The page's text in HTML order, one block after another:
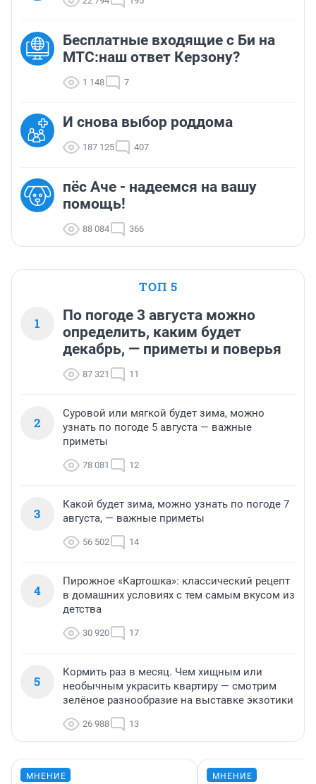
Бесплатные входящие с Би на
МТС:наш ответ Керзону?
1 148 7
И снова выбор роддома
187 125 407
пёс Аче - надеемся на вашу
помощь!
88 084 366
ТОП 5
1
По погоде 3 августа можно
определить, каким будет
декабрь, — приметы и поверья
87 321 11
2
Суровой или мягкой будет зима, можно
узнать по погоде 5 августа — важные
приметы
78 081 12
3
Какой будет зима, можно узнать по погоде 7
августа, — важные приметы
56 502 14
4
Пирожное «Картошка»: классический рецепт
в домашних условиях с тем самым вкусом из
детства
30 920 17
5
Кормить раз в месяц. Чем хищным или
необычным украсить квартиру — смотрим
зелёное разнообразие на выставке экзотики
26 988 13
МНЕНИЕ МНЕНИЕ